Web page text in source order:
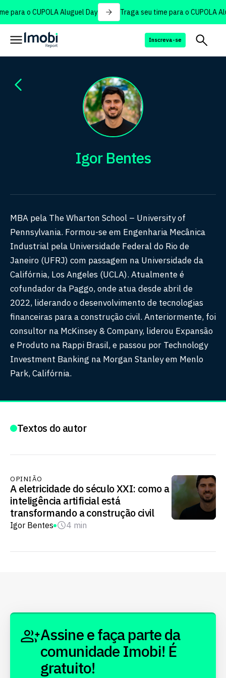
para o CUPOLA Aluguel Day Traga seu time para o CUPOLA
Inscreva-se
Igor Bentes
MBA pela The Wharton School – University of
Pennsylvania. Formou-se em Engenharia Mecânica
Industrial pela Universidade Federal do Rio de
Janeiro (UFRJ) com passagem na Universidade da
Califórnia, Los Angeles (UCLA). Atualmente é
cofundador da Paggo, onde atua desde abril de
2022, liderando o desenvolvimento de tecnologias
financeiras para a construção civil. Anteriormente, foi
consultor na McKinsey & Company, liderou Expansão
e Produto na Rappi Brasil, e passou por Technology
Investment Banking na Morgan Stanley em Menlo
Park, Califórnia.
Textos do autor
OPINIÃO
A eletricidade do século XXI: como a
inteligência artificial está
transformando a construção civil
Igor Bentes 4 min
Assine e faça parte da
comunidade Imobi! É
gratuito!